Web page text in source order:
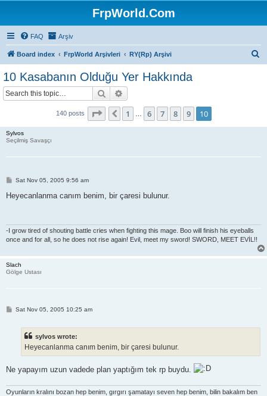
FrpWorld.Com
FAQ Arşiv
Board index FrpWorld Arşivleri RY(Rp) Arşivi
10 Kasabanın Olduğu Yer Hakkında
Search
140 posts Page 10 of 10
Previous
1 6 7 8 9 10
Sylvos
Seçilmiş Savaşçı
P
s
Sat Nov 05, 2005 9:56 am
Heyecanlanma canım benim, bir çaresi bulunur.
-I grow tired of shouting battle cries when fighting this mage. Boo will finish his eyeballs
once and for all, so he does not rise again! Evil, meet my sword! SWORD, MEET EVİL!!
Slach
Gölge Ustası
PSat Nov 05, 2005 10:25 am
sylvos wrote:
Heyecanlanma canım benim, bir çaresi bulunur.
Ne yapayım uzun vadede plan yaptığım tek rp buydu.
Oyunların kralını bozan hep benim, gırgırı şamatayı seven hep benim, bilin bakalım ben